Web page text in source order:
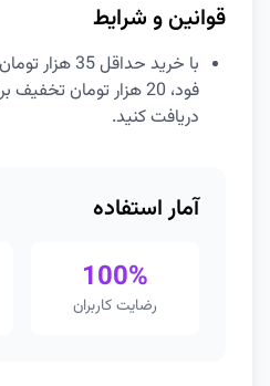
قوانین و شرایط
با خرید حداقل
فود، 20 هزار تومان
دریافت کنید.
آمار استفاده
100%
رضایت کاربران